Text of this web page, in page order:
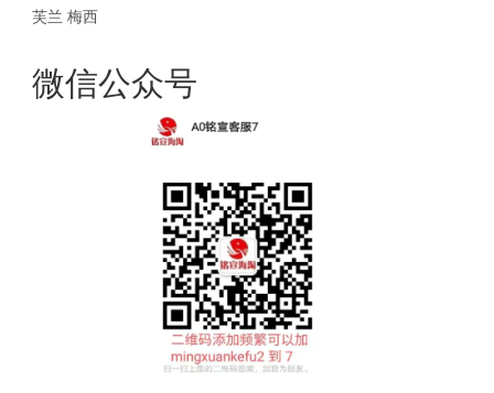
芙兰 梅西
微信公众号